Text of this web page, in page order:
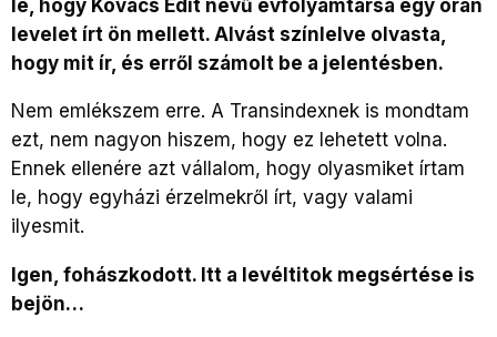
le, hogy Kovács Edit nevű évfolyamtársa egy órán
levelet írt ön mellett. Alvást színlelve olvasta,
hogy mit ír, és erről számolt be a jelentésben.
Nem emlékszem erre. A Transindexnek is mondtam
ezt, nem nagyon hiszem, hogy ez lehetett volna.
Ennek ellenére azt vállalom, hogy olyasmiket írtam
le, hogy egyházi érzelmekről írt, vagy valami
ilyesmit.
Igen, fohászkodott. Itt a levéltitok megsértése is
bejön…